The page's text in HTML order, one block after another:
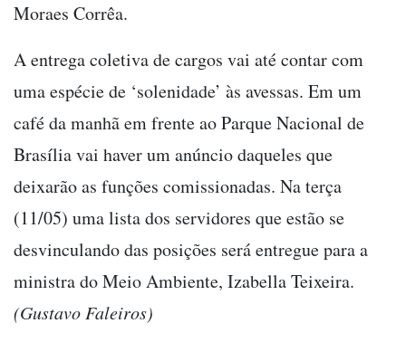
Moraes Corrêa.
A entrega coletiva de cargos vai até contar com
uma espécie de ‘solenidade’ às avessas. Em um
café da manhã em frente ao Parque Nacional de
Brasília vai haver um anúncio daqueles que
deixarão as funções comissionadas. Na terça
(11/05) uma lista dos servidores que estão se
desvinculando das posições será entregue para a
ministra do Meio Ambiente, Izabella Teixeira.
(Gustavo Faleiros)